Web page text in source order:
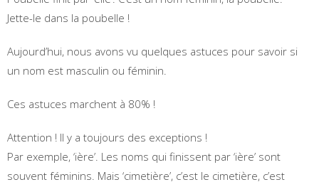
Jette-le dans la poubelle !
Aujourd’hui, nous avons vu quelques astuces pour savoir si
un nom est masculin ou féminin.
Ces astuces marchent à 80% !
Attention ! Il y a toujours des exceptions !
Par exemple, ‘ière’. Les noms qui finissent par ‘ière’ sont
souvent féminins. Mais ‘cimetière’, c’est le cimetière, c’est